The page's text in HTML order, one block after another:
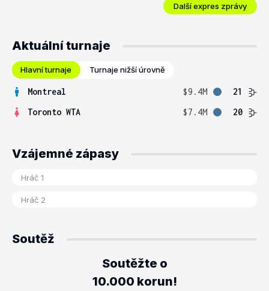
Další expres zprávy
Aktuální turnaje
Hlavní turnaje Turnaje nižší úrovně
Montreal $9.4M
21
Toronto WTA
$7.4M 20
Vzájemné zápasy
Soutěž
Soutěžte o
10.000 korun!